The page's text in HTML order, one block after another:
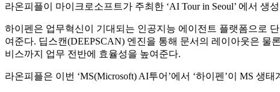
라온피플이 마이크로소프트가 주최한 ‘AI Tour in Seoul’ 에서 생
하이펜은 업무혁신이 기대되는 인공지능 에이전트 플랫폼으로
여준다. 딥스캔(DEEPSCAN) 엔진을 통해 문서의 레이아웃은
비스까지 업무 전반에 효율성을 높여준다.
라온피플은 이번 ‘MS(Microsoft) AI투어’에서 ‘하이펜’이 MS 생